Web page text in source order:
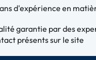
d'expérience en
garantie par des
présents sur le site